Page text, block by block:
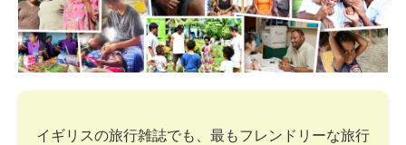
イギリスの旅行雑誌でも、最もフレンドリーな旅行